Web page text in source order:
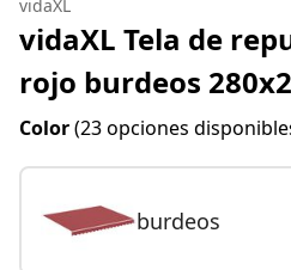
vidaXL
vidaXL Tela de
rojo burdeos
Color(23 opciones
burdeos